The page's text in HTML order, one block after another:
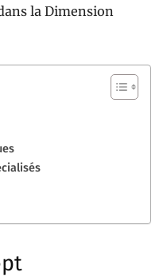
la Dimension